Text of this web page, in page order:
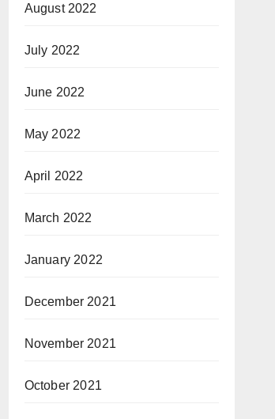
August 2022
July 2022
June 2022
May 2022
April 2022
March 2022
January 2022
December 2021
November 2021
October 2021